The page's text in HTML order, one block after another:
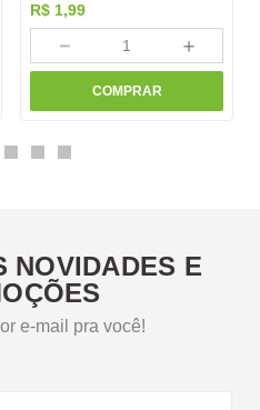
R$ 1,99
＋
－
COMPRAR
NOVIDADES E
e-mail pra você!